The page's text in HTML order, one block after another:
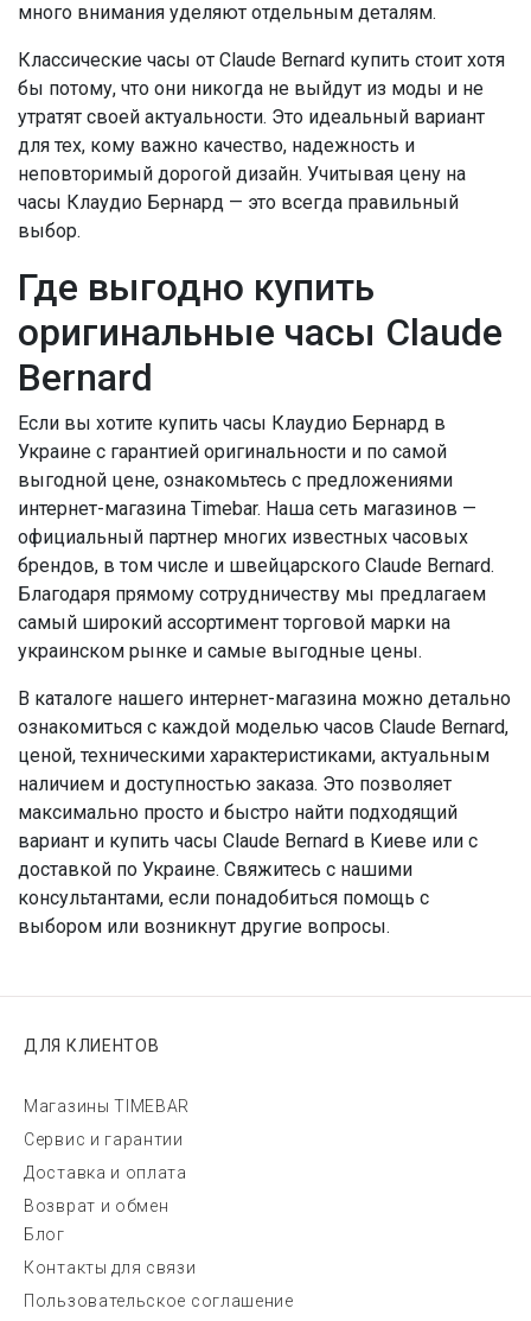
много внимания уделяют отдельным деталям.
Классические часы от Claude Bernard купить стоит хотя
бы потому, что они никогда не выйдут из моды и не
утратят своей актуальности. Это идеальный вариант
для тех, кому важно качество, надежность и
неповторимый дорогой дизайн. Учитывая цену на
часы Клаудио Бернард — это всегда правильный
выбор.
Где выгодно купить
оригинальные часы Claude
Bernard
Если вы хотите купить часы Клаудио Бернард в
Украине с гарантией оригинальности и по самой
выгодной цене, ознакомьтесь с предложениями
интернет-магазина Timebar. Наша сеть магазинов —
официальный партнер многих известных часовых
брендов, в том числе и швейцарского Claude Bernard.
Благодаря прямому сотрудничеству мы предлагаем
самый широкий ассортимент торговой марки на
украинском рынке и самые выгодные цены.
В каталоге нашего интернет-магазина можно детально
ознакомиться с каждой моделью часов Claude Bernard,
ценой, техническими характеристиками, актуальным
наличием и доступностью заказа. Это позволяет
максимально просто и быстро найти подходящий
вариант и купить часы Claude Bernard в Киеве или с
доставкой по Украине. Свяжитесь с нашими
консультантами, если понадобиться помощь с
выбором или возникнут другие вопросы.
ДЛЯ КЛИЕНТОВ
Магазины TIMEBAR
Сервис и гарантии
Доставка и оплата
Возврат и обмен
Блог
Контакты для связи
Пользовательское соглашение